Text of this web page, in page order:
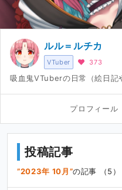
VTuber
ルル＝ルチカ
373
吸血鬼VTuberの日常（絵日記
プロフィール
投稿記事
2023年 10月 の記事 （5）